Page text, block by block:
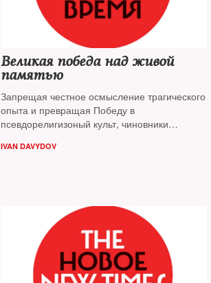
Великая победа над живой
памятью
Запрещая честное осмысление трагического
опыта и превращая Победу в
псевдорелигизоный культ, чиновники
публицистИван Давыдов
IVAN DAVYDOV